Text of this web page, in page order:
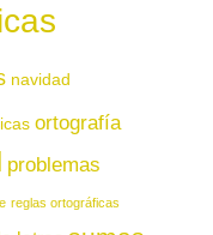
navidad
ortografía
problemas
reglas ortográficas